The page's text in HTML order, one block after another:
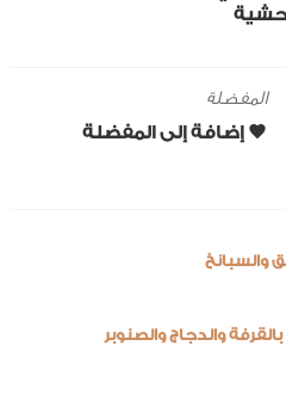
المفضلة
والسبانخ
والدجاج والصنوبر